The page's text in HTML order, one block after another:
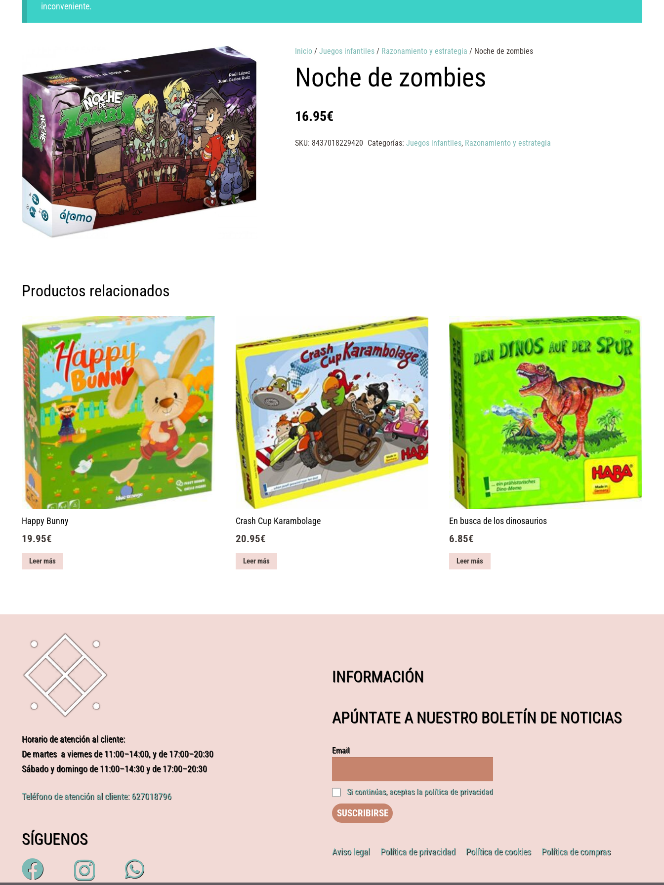
inconveniente.
Inicio/ Juegos infantiles/ Razonamiento y estrategia / Noche de zombies
Noche de zombies
16.95€
SKU: 8437018229420 Categorías: Juegos infantiles, Razonamiento y estrategia
Productos relacionados
Happy Bunny
19.95€
Leer más
Crash Cup Karambolage
20.95€
Leer más
En busca de los dinosaurios
6.85€
Leer más
Horario de atención al cliente:
De martes a viernes de 11:00–14:00, y de 17:00–20:30
Sábado y domingo de 11:00–14:30 y de 17:00–20:30
Teléfono de atención al cliente: 627018796
SÍGUENOS
INFORMACIÓN
APÚNTATE A NUESTRO BOLETÍN DE NOTICIAS
Email
Si continúas, aceptas la política de privacidad
Aviso legal Política de privacidad Política de cookies Política de compras